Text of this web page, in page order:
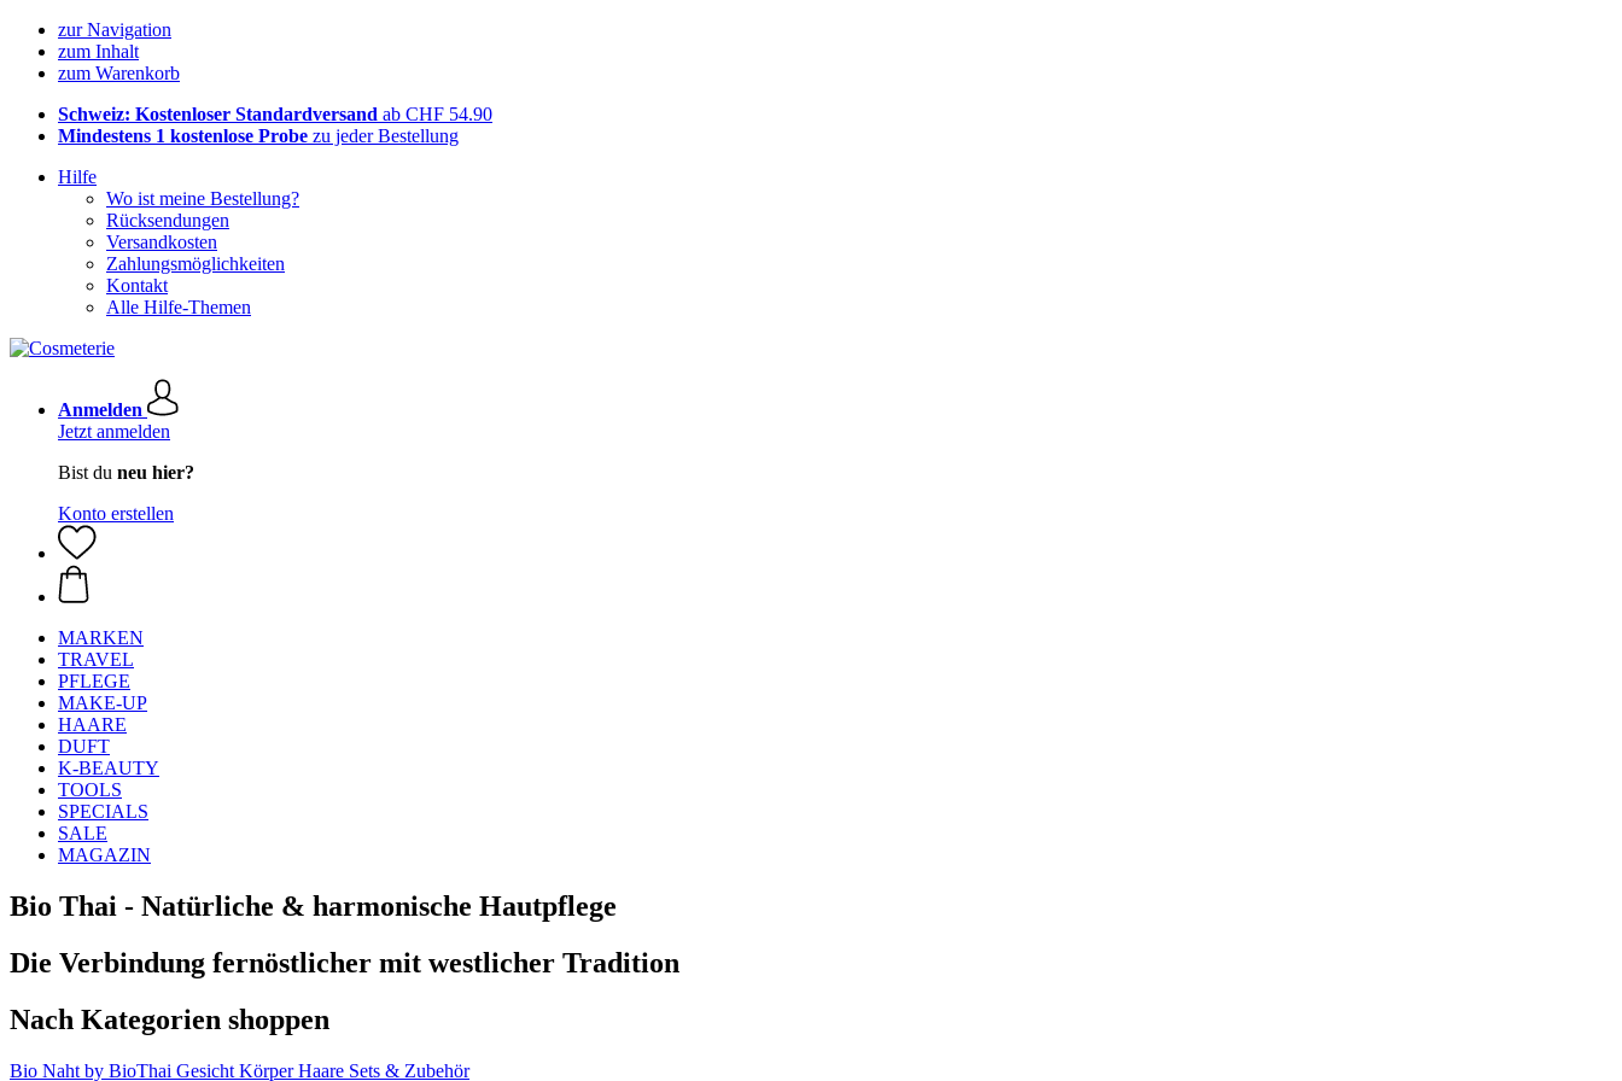
zur Navigation
zum Inhalt
zum Warenkorb
Schweiz: Kostenloser Standardversand ab CHF 54.90
Mindestens 1 kostenlose Probe zu jeder Bestellung
Hilfe
Wo ist meine Bestellung?
Rücksendungen
Versandkosten
Zahlungsmöglichkeiten
Kontakt
Alle Hilfe-Themen
Anmelden
Jetzt anmelden
Bist du neu hier?
Konto erstellen
MARKEN
TRAVEL
PFLEGE
MAKE-UP
HAARE
DUFT
K-BEAUTY
TOOLS
SPECIALS
SALE
MAGAZIN
Bio Thai - Natürliche & harmonische Hautpflege
Die Verbindung fernöstlicher mit westlicher Tradition
Nach Kategorien shoppen
Bio Naht by BioThai Gesicht Körper Haare Sets & Zubehör